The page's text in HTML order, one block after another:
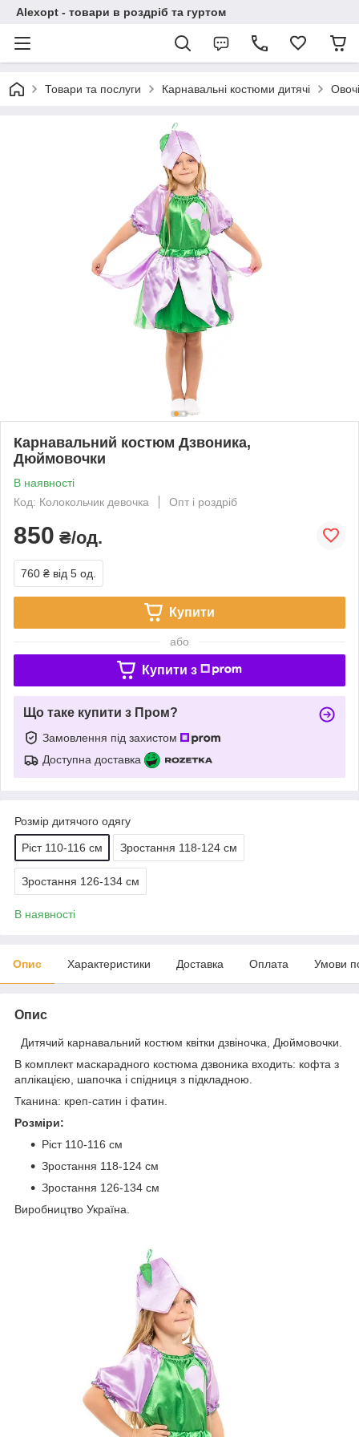
Alexopt - товари в роздріб та гуртом
Товари та послуги Карнавальні костюми дитячі
Карнавальний костюм Дзвоника,
Дюймовочки
В наявності
Код: Колокольчик девочка
Опт і роздріб
850 ₴/од.
760 ₴ від 5 од.
Купити
або
Купити з
Що таке купити з Пром?
Замовлення під захистом
Доступна доставка
Розмір дитячого одягу
Ріст 110-116 см Зростання 118-124 см
Зростання 126-134 см
В наявності
Опис Характеристики Доставка Оплата Умови
Опис
Дитячий карнавальний костюм квітки дзвіночка, Дюймовочки.
В комплект маскарадного костюма дзвоника входить: кофта з
аплікацією, шапочка і спідниця з підкладною.
Тканина: креп-сатин і фатин.
Розміри:
Ріст 110-116 см
Зростання 118-124 см
Зростання 126-134 см
Виробництво Україна.